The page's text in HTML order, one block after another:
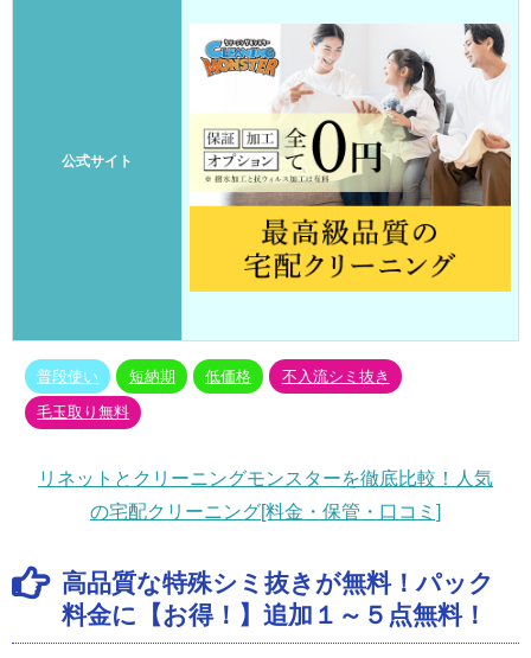
公式サイト
普段使い 短納期 低価格 不入流シミ抜き
毛玉取り無料
リネットとクリーニングモンスターを徹底比較！人気
の宅配クリーニング[料金・保管・口コミ]
高品質な特殊シミ抜きが無料！パック
料金に【お得！】追加１～５点無料！